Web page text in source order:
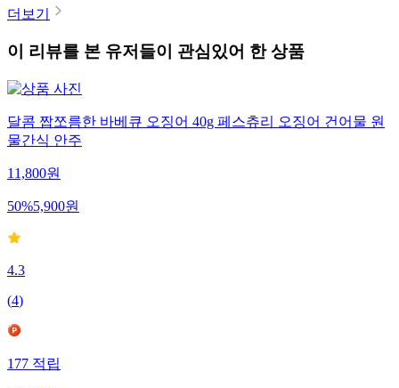
더보기
이 리뷰를 본 유저들이 관심있어 한 상품
달콤 짭쪼름한 바베큐 오징어 40g 페스츄리 오징어 건어물 원
물간식 안주
11,800원
50%5,900원
4.3
(4)
177 적립